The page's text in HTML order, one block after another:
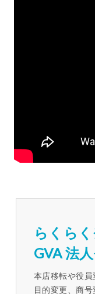
らくら
GVA 法
本店移転や役員
目的変更、商号